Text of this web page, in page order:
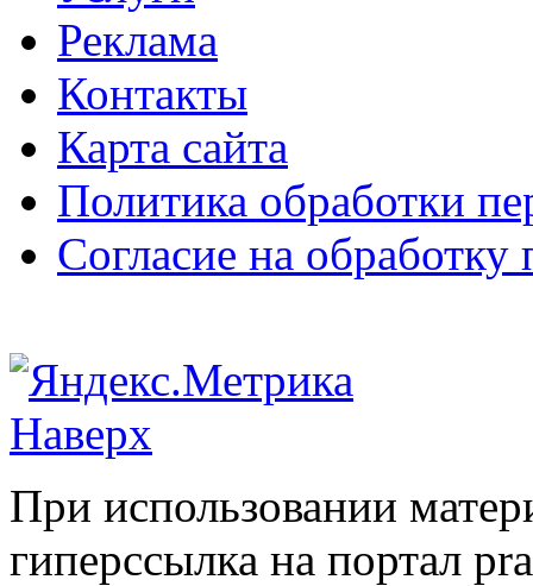
Реклама
Контакты
Карта сайта
Политика обработки
Согласие на
Наверх
При использовании
гиперссылка на портал